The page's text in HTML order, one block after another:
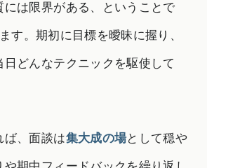
SERVICES
CONTENTS
2E Consulting の人材育成
は限界がある、ということで
す。期初に目標を曖昧に握り、
どんなテクニックを駆使して
ば、面談は集大成の場として穏や